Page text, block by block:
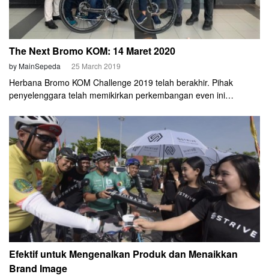
The Next Bromo KOM: 14 Maret 2020
by MainSepeda 25 March 2019
Herbana Bromo KOM Challenge 2019 telah berakhir. Pihak
penyelenggara telah memikirkan perkembangan even ini
untuk even serupa tahun depan. Bromo KOM Challenge 2020
dijadwalkan berlangsung pada Sabtu, 14 Maret 2020.
Efektif untuk Mengenalkan Produk dan Menaikkan
Brand Image